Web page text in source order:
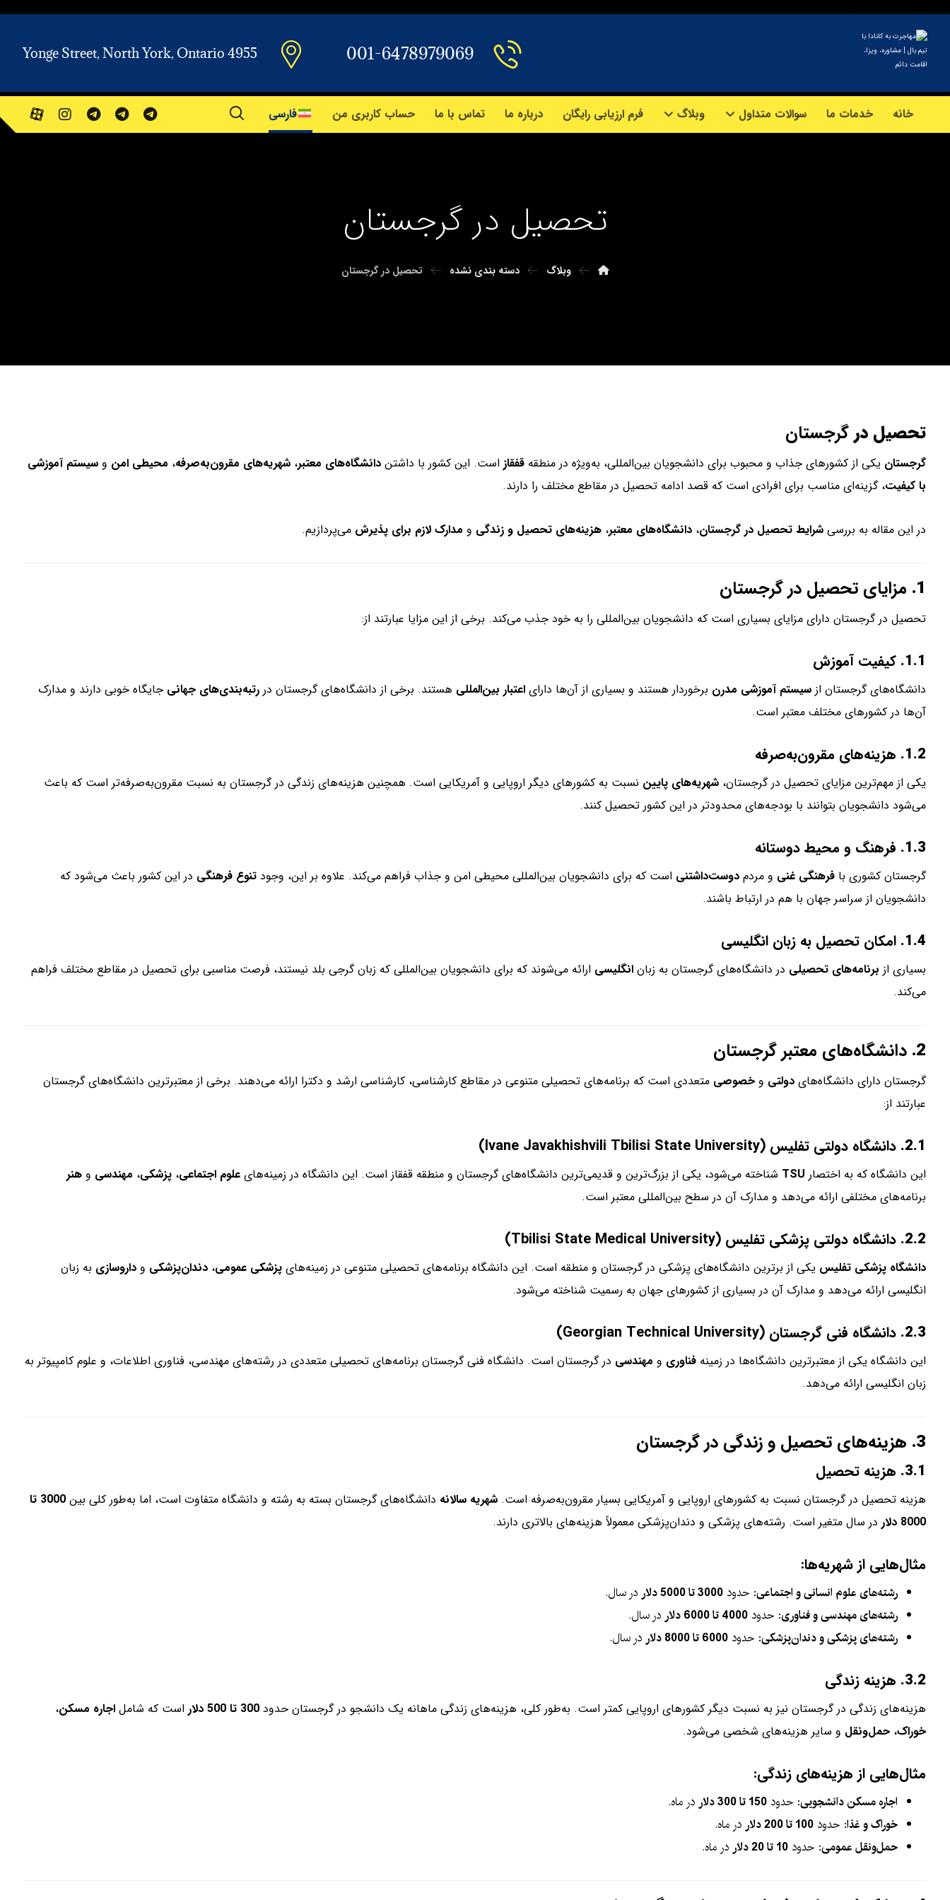
Yonge Street, North York, Ontario 4955 001-6478979069
خانه خدمات ما سوالات متداول وبلاگ فرم ارزیابی رایگان درباره ما تماس با ما حساب کاربری من فارسی
تحصیل در گرجستان
وبلاگ دسته بندی نشده تحصیل در گرجستان
تحصیل درگرجستان
گرجستان یکی از کشورهای جذاب و محبوب برای دانشجویان بین‌المللی، به‌ویژه در منطقه قفقازاست. این کشور با داشتن دانشگاه‌های معتبر، شهریه‌های مقرون‌به‌صرفه، محیطی امن و سیستم آموزشی
با کیفیت، گزینه‌ای مناسب برای افرادی است که قصد ادامه تحصیل در مقاطع مختلف را دارند.
در این مقاله به بررسی شرایط تحصیل در گرجستان، دانشگاه‌های معتبر، هزینه‌های تحصیل و زندگی و مدارک لازم برای پذیرش می‌پردازیم.
1. مزایای تحصیل در گرجستان
تحصیل در گرجستان دارای مزایای بسیاری است که دانشجویان بین‌المللی را به خود جذب می‌کند. برخی از این مزایا عبارتند از:
1.1. کیفیت آموزش
دانشگاه‌های گرجستان از سیستم آموزشی مدرن برخوردار هستند و بسیاری از آن‌ها دارای اعتبار بین‌المللی هستند. برخی از دانشگاه‌های گرجستان در رتبه‌بندی‌های جهانی جایگاه خوبی دارند و مدارک
آن‌ها در کشورهای مختلف معتبر است.
1.2. هزینه‌های مقرون‌به‌صرفه
یکی از مهم‌ترین مزایای تحصیل در گرجستان، شهریه‌های پایین نسبت به کشورهای دیگر اروپایی و آمریکایی است. همچنین هزینه‌های زندگی در گرجستان به نسبت مقرون‌به‌صرفه‌تر است که باعث
می‌شود دانشجویان بتوانند با بودجه‌های محدودتر در این کشور تحصیل کنند.
1.3. فرهنگ و محیط دوستانه
گرجستان کشوری با فرهنگی غنی و مردم دوست‌داشتنی است که برای دانشجویان بین‌المللی محیطی امن و جذاب فراهم می‌کند. علاوه بر این، وجود تنوع فرهنگی در این کشور باعث می‌شود که
دانشجویان از سراسر جهان با هم در ارتباط باشند.
1.4. امکان تحصیل به زبان انگلیسی
بسیاری از برنامه‌های تحصیلی در دانشگاه‌های گرجستان به زبان انگلیسی ارائه می‌شوند که برای دانشجویان بین‌المللی که زبان گرجی بلد نیستند، فرصت مناسبی برای تحصیل در مقاطع مختلف فراهم
می‌کند.
2. دانشگاه‌های معتبر گرجستان
گرجستان دارای دانشگاه‌های دولتی و خصوصی متعددی است که برنامه‌های تحصیلی متنوعی در مقاطع کارشناسی، کارشناسی ارشد و دکترا ارائه می‌دهند. برخی از معتبرترین دانشگاه‌های گرجستان
عبارتند از:
2.1. دانشگاه دولتی تفلیس (Ivane Javakhishvili Tbilisi State University)
این دانشگاه که به اختصار TSU شناخته می‌شود، یکی از بزرگ‌ترین و قدیمی‌ترین دانشگاه‌های گرجستان و منطقه قفقاز است. این دانشگاه در زمینه‌های علوم اجتماعی، پزشکی، مهندسی و هنر
برنامه‌های مختلفی ارائه می‌دهد و مدارک آن در سطح بین‌المللی معتبر است.
2.2. دانشگاه دولتی پزشکی تفلیس (Tbilisi State Medical University)
دانشگاه پزشکی تفلیس یکی از برترین دانشگاه‌های پزشکی در گرجستان و منطقه است. این دانشگاه برنامه‌های تحصیلی متنوعی در زمینه‌های پزشکی عمومی، دندان‌پزشکی و داروسازی به زبان
انگلیسی ارائه می‌دهد و مدارک آن در بسیاری از کشورهای جهان به رسمیت شناخته می‌شود.
2.3. دانشگاه فنی گرجستان (Georgian Technical University)
این دانشگاه یکی از معتبرترین دانشگاه‌ها در زمینه فناوری و مهندسی در گرجستان است. دانشگاه فنی گرجستان برنامه‌های تحصیلی متعددی در رشته‌های مهندسی، فناوری اطلاعات، و علوم کامپیوتر به
زبان انگلیسی ارائه می‌دهد.
3. هزینه‌های تحصیل و زندگی در گرجستان
3.1. هزینه تحصیل
هزینه تحصیل در گرجستان نسبت به کشورهای اروپایی و آمریکایی بسیار مقرون‌به‌صرفه است. شهریه سالانه دانشگاه‌های گرجستان بسته به رشته و دانشگاه متفاوت است، اما به‌طور کلی بین
3000 تا
8000 دلار
در سال متغیر است. رشته‌های پزشکی و دندان‌پزشکی معمولاً هزینه‌های بالاتری دارند.
مثال‌هایی از شهریه‌ها:
رشته‌های علوم انسانی و اجتماعی: حدود 3000 تا 5000 دلار
در سال.
رشته‌های مهندسی و فناوری: حدود 4000 تا 6000 دلار
در سال.
رشته‌های پزشکی و دندان‌پزشکی: حدود 6000 تا 8000 دلار در سال.
3.2. هزینه زندگی
هزینه‌های زندگی در گرجستان نیز به نسبت دیگر کشورهای اروپایی کمتر است. به‌طور کلی، هزینه‌های زندگی ماهانه یک دانشجو در گرجستان حدود 300 تا 500 دلار است که شامل اجاره مسکن،
خوراک، حمل‌ونقل و سایر هزینه‌های شخصی می‌شود.
مثال‌هایی از هزینه‌های زندگی:
اجاره مسکن دانشجویی: حدود 150 تا 300 دلار
در ماه.
خوراک و غذا: حدود 100 تا 200 دلار
در ماه.
حمل‌ونقل عمومی: حدود 10 تا 20 دلار در ماه.